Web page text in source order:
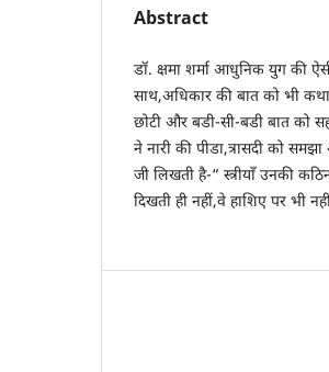
Abstract
डॉ. क्षमा शर्मा आधुनिक युग की
साथ,अधिकार की बात को भी कथा-
छोटी और बडी-सी-बडी बात को
ने नारी की पीडा,त्रासदी को
जी लिखती है-“ स्त्रीयाँ उनकी
दिखती ही नहीं,वे हाशिए पर भी